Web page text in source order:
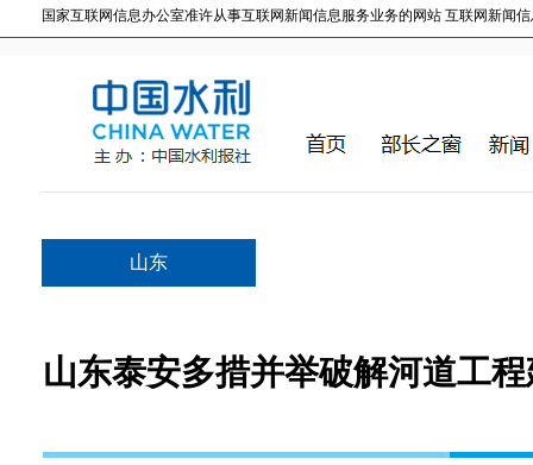
国家互联网信息办公室准许从事互联网新闻信息服务业务的网站 互联网新闻信
山东
山东泰安多措并举破解河道工